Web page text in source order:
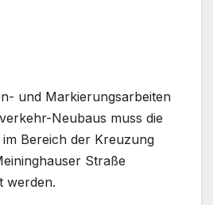
und Markierungsarbeiten
Neubaus muss die
Bereich der Kreuzung
Straße
werden.